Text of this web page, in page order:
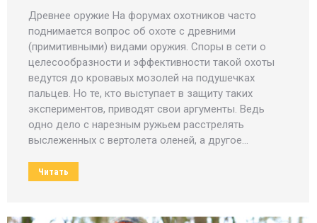
Древнее оружие На форумах охотников часто
поднимается вопрос об охоте с древними
(примитивными) видами оружия. Споры в сети о
целесообразности и эффективности такой охоты
ведутся до кровавых мозолей на подушечках
пальцев. Но те, кто выступает в защиту таких
экспериментов, приводят свои аргументы. Ведь
одно дело с нарезным ружьем расстрелять
выслеженных с вертолета оленей, а другое…
Читать